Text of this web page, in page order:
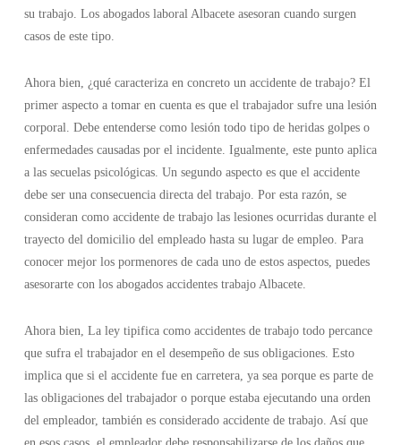
su trabajo. Los abogados laboral Albacete asesoran cuando surgen
casos de este tipo.
Ahora bien, ¿qué caracteriza en concreto un accidente de trabajo? El
primer aspecto a tomar en cuenta es que el trabajador sufre una lesión
corporal. Debe entenderse como lesión todo tipo de heridas golpes o
enfermedades causadas por el incidente. Igualmente, este punto aplica
a las secuelas psicológicas. Un segundo aspecto es que el accidente
debe ser una consecuencia directa del trabajo. Por esta razón, se
consideran como accidente de trabajo las lesiones ocurridas durante el
trayecto del domicilio del empleado hasta su lugar de empleo. Para
conocer mejor los pormenores de cada uno de estos aspectos, puedes
asesorarte con los abogados accidentes trabajo Albacete.
Ahora bien, La ley tipifica como accidentes de trabajo todo percance
que sufra el trabajador en el desempeño de sus obligaciones. Esto
implica que si el accidente fue en carretera, ya sea porque es parte de
las obligaciones del trabajador o porque estaba ejecutando una orden
del empleador, también es considerado accidente de trabajo. Así que